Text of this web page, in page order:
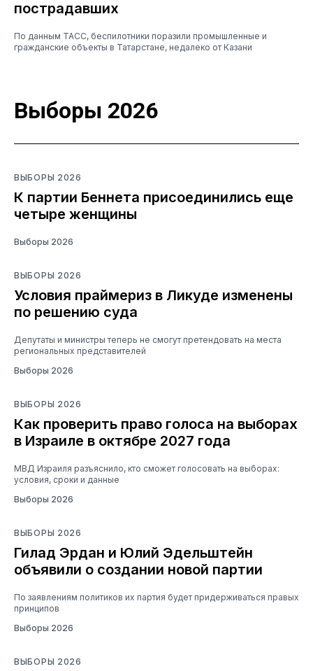
пострадавших
По данным ТАСС, беспилотники поразили промышленные и
гражданские объекты в Татарстане, недалеко от Казани
Выборы 2026
ВЫБОРЫ 2026
К партии Беннета присоединились еще
четыре женщины
Выборы 2026
ВЫБОРЫ 2026
Условия праймериз в Ликуде изменены
по решению суда
Депутаты и министры теперь не смогут претендовать на места
региональных представителей
Выборы 2026
ВЫБОРЫ 2026
Как проверить право голоса на выборах
в Израиле в октябре 2027 года
МВД Израиля разъяснило, кто сможет голосовать на выборах:
условия, сроки и данные
Выборы 2026
ВЫБОРЫ 2026
Гилад Эрдан и Юлий Эдельштейн
объявили о создании новой партии
По заявлениям политиков их партия будет придерживаться правых
принципов
Выборы 2026
ВЫБОРЫ 2026